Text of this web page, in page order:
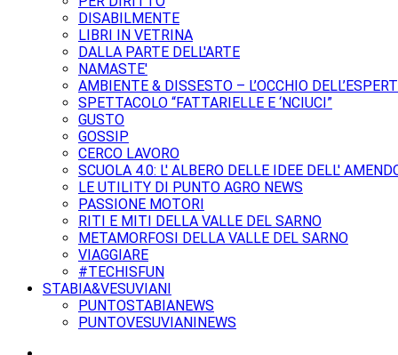
DISABILMENTE
LIBRI IN VETRINA
DALLA PARTE DELL'ARTE
NAMASTE'
AMBIENTE & DISSESTO – L’OCCHIO
SPETTACOLO “FATTARIELLE E ‘NCIUCI”
GUSTO
GOSSIP
CERCO LAVORO
SCUOLA 4.0: L' ALBERO DELLE IDEE DELL'
LE UTILITY DI PUNTO AGRO NEWS
PASSIONE MOTORI
RITI E MITI DELLA VALLE DEL SARNO
METAMORFOSI DELLA VALLE DEL SARNO
VIAGGIARE
#TECHISFUN
STABIA&VESUVIANI
PUNTOSTABIANEWS
PUNTOVESUVIANINEWS